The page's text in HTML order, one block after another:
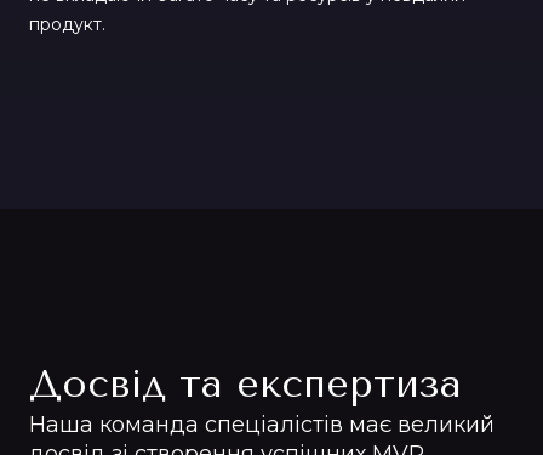
продукт.
Досвід та експертиза
Наша команда спеціалістів має великий